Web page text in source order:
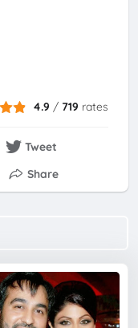
4.9 / 719 rates
Tweet
Share